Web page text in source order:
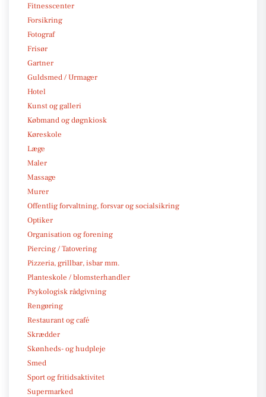
Fitnesscenter
Forsikring
Fotograf
Frisør
Gartner
Guldsmed / Urmager
Hotel
Kunst og galleri
Købmand og døgnkiosk
Køreskole
Læge
Maler
Massage
Murer
Offentlig forvaltning, forsvar og socialsikring
Optiker
Organisation og forening
Piercing / Tatovering
Pizzeria, grillbar, isbar mm.
Planteskole / blomsterhandler
Psykologisk rådgivning
Rengøring
Restaurant og café
Skrædder
Skønheds- og hudpleje
Smed
Sport og fritidsaktivitet
Supermarked